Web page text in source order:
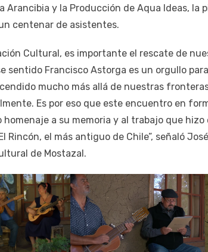
Arancibia y la Producción de Aqua Ideas, la
centenar de asistentes.
Cultural, es importante el rescate de
sentido Francisco Astorga es un orgullo
mucho más allá de nuestras
Es por eso que este encuentro en
a su memoria y al trabajo que hizo
Rincón, el más antiguo de Chile”, señaló
de Mostazal.